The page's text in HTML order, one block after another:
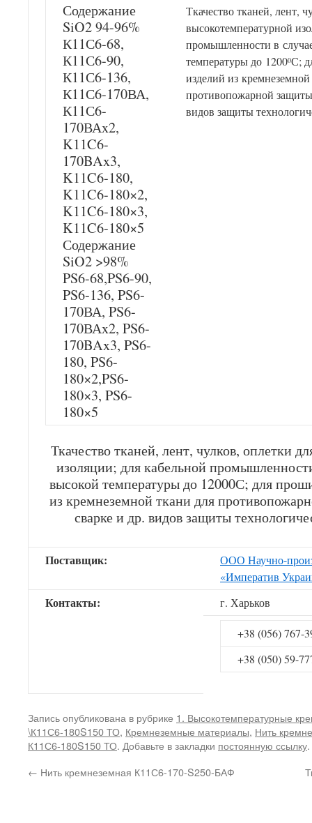
Содержание
SiO2 94-96%
К11С6-68,
К11С6-90,
К11С6-136,
К11С6-170ВА,
К11С6-
170ВАx2,
K11C6-
170BAx3,
K11C6-180,
K11C6-180×2,
K11C6-180×3,
K11C6-180×5
Содержание
SiO2 >98%
PS6-68,PS6-90,
PS6-136, PS6-
170ВА, PS6-
170ВАx2, PS6-
170BAx3, PS6-
180, PS6-
180×2,PS6-
180×3, PS6-
180×5
Ткачество тканей, лент,
высокотемпературной
промышленности в
температуры до 12000С;
изделий из
противопожарной
видов защиты
Ткачество тканей, лент, чулков, оплетки
изоляции; для кабельной
высокой температуры до 12000С; для
из кремнеземной ткани для
сварке и др. видов защиты
Поставщик:
ООО Научно-
«Императив
Контакты: г. Харьков
+38 (056) 767-
+38 (050) 59-
Запись опубликована в рубрике 1. Высокотемпературные
\К11С6-180S150 ТО, Кремнеземные материалы, Нить
К11С6-180S150 ТО. Добавьте в закладки постоянную ссылку.
← Нить кремнеземная К11С6-170-S250-БАФ